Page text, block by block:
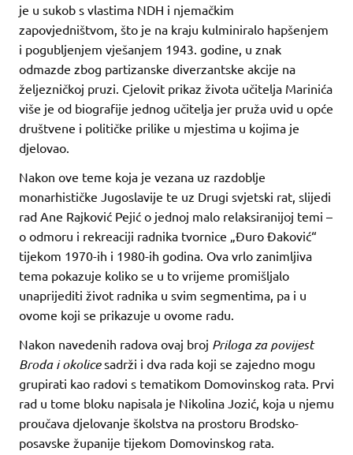
je u sukob s vlastima NDH i njemačkim
zapovjedništvom, što je na kraju kulminiralo hapšenjem
i pogubljenjem vješanjem 1943. godine, u znak
odmazde zbog partizanske diverzantske akcije na
željezničkoj pruzi. Cjelovit prikaz života učitelja Marinića
više je od biografije jednog učitelja jer pruža uvid u opće
društvene i političke prilike u mjestima u kojima je
djelovao.
Nakon ove teme koja je vezana uz razdoblje
monarhističke Jugoslavije te uz Drugi svjetski rat, slijedi
rad Ane Rajković Pejić o jednoj malo relaksiranijoj temi –
o odmoru i rekreaciji radnika tvornice „Đuro Đaković“
tijekom 1970-ih i 1980-ih godina. Ova vrlo zanimljiva
tema pokazuje koliko se u to vrijeme promišljalo
unaprijediti život radnika u svim segmentima, pa i u
ovome koji se prikazuje u ovome radu.
Nakon navedenih radova ovaj broj Priloga za povijest
Broda i okolicesadrži i dva rada koji se zajedno mogu
grupirati kao radovi s tematikom Domovinskog rata. Prvi
rad u tome bloku napisala je Nikolina Jozić, koja u njemu
proučava djelovanje školstva na prostoru Brodsko-
posavske županije tijekom Domovinskog rata.